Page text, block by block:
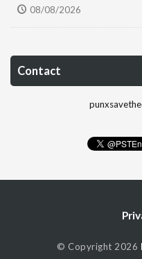
08/08/2026
Contact
© Copyright 2026